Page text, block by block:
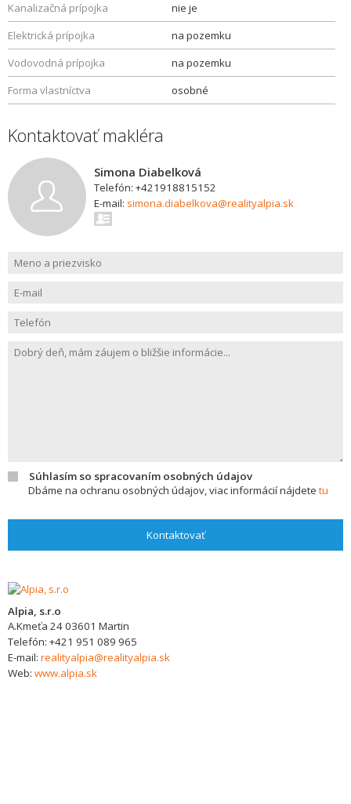
Kanalizačná prípojka
nie je
Elektrická prípojka
na pozemku
Vodovodná prípojka
na pozemku
Forma vlastníctva
osobné
Kontaktovať makléra
Simona Diabelková
Telefón: +421918815152
E-mail: simona.diabelkova@realityalpia.sk
Súhlasím so spracovaním osobných údajov
Dbáme na ochranu osobných údajov, viac informácií nájdete tu
Kontaktovať
Alpia, s.r.o
A.Kmeťa 2403601 Martin
Telefón: +421 951 089 965
E-mail: realityalpia@realityalpia.sk
Web: www.alpia.sk